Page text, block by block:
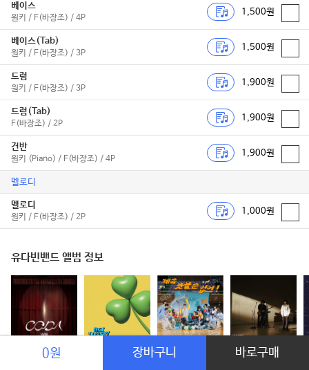
베이스
원키 / F(바장조) / 4P
1,500원
베이스(Tab)
원키 / F(바장조) / 3P
1,500원
드럼
원키 / F(바장조) / 3P
1,900원
드럼(Tab)
F(바장조) / 2P
1,900원
건반
원키 (Piano) / F(바장조) / 4P
1,900원
멜로디
멜로디
원키 / F(바장조) / 2P
1,000원
유다빈밴드 앨범 정보
GET LUCKY! 그대에게
0원 장바구니 바로구매